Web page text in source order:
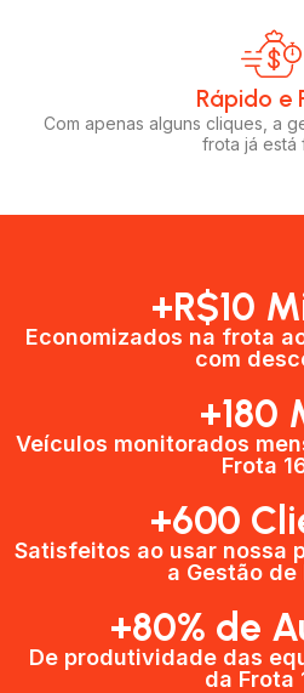
Rápido e
Com apenas alguns cliques, a
frota já está
+R$10
Economizados na frota
com
+180
Veículos monitorados
Frota
+600
Satisfeitos ao usar nossa
a Gestão de
+80% de
De produtividade das
da Frota